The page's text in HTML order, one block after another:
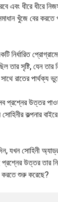
এবং ধীরে ধীরে
খুঁজে বের
তার সৃষ্টি, যেন
রাতের পার্থক্য
উত্তর
কল্পনার
যখন সোহিনী
উত্তর তার
করতে শুরু করেছে?